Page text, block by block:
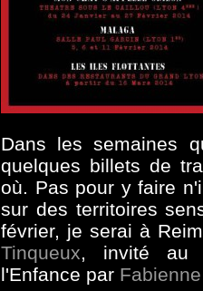
Dans les semaines
quelques billets de
où. Pas pour y faire
sur des territoires
février, je serai à
Tinqueux, invité au
l'Enfance par